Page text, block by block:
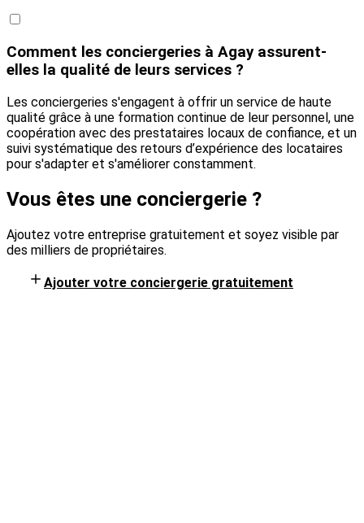
Comment les conciergeries à Agay assurent-
elles la qualité de leurs services ?
Les conciergeries s'engagent à offrir un service de haute
qualité grâce à une formation continue de leur personnel, une
coopération avec des prestataires locaux de confiance, et un
suivi systématique des retours d’expérience des locataires
pour s'adapter et s'améliorer constamment.
Vous êtes une conciergerie ?
Ajoutez votre entreprise gratuitement et soyez visible par
des milliers de propriétaires.
Ajouter votre conciergerie gratuitement